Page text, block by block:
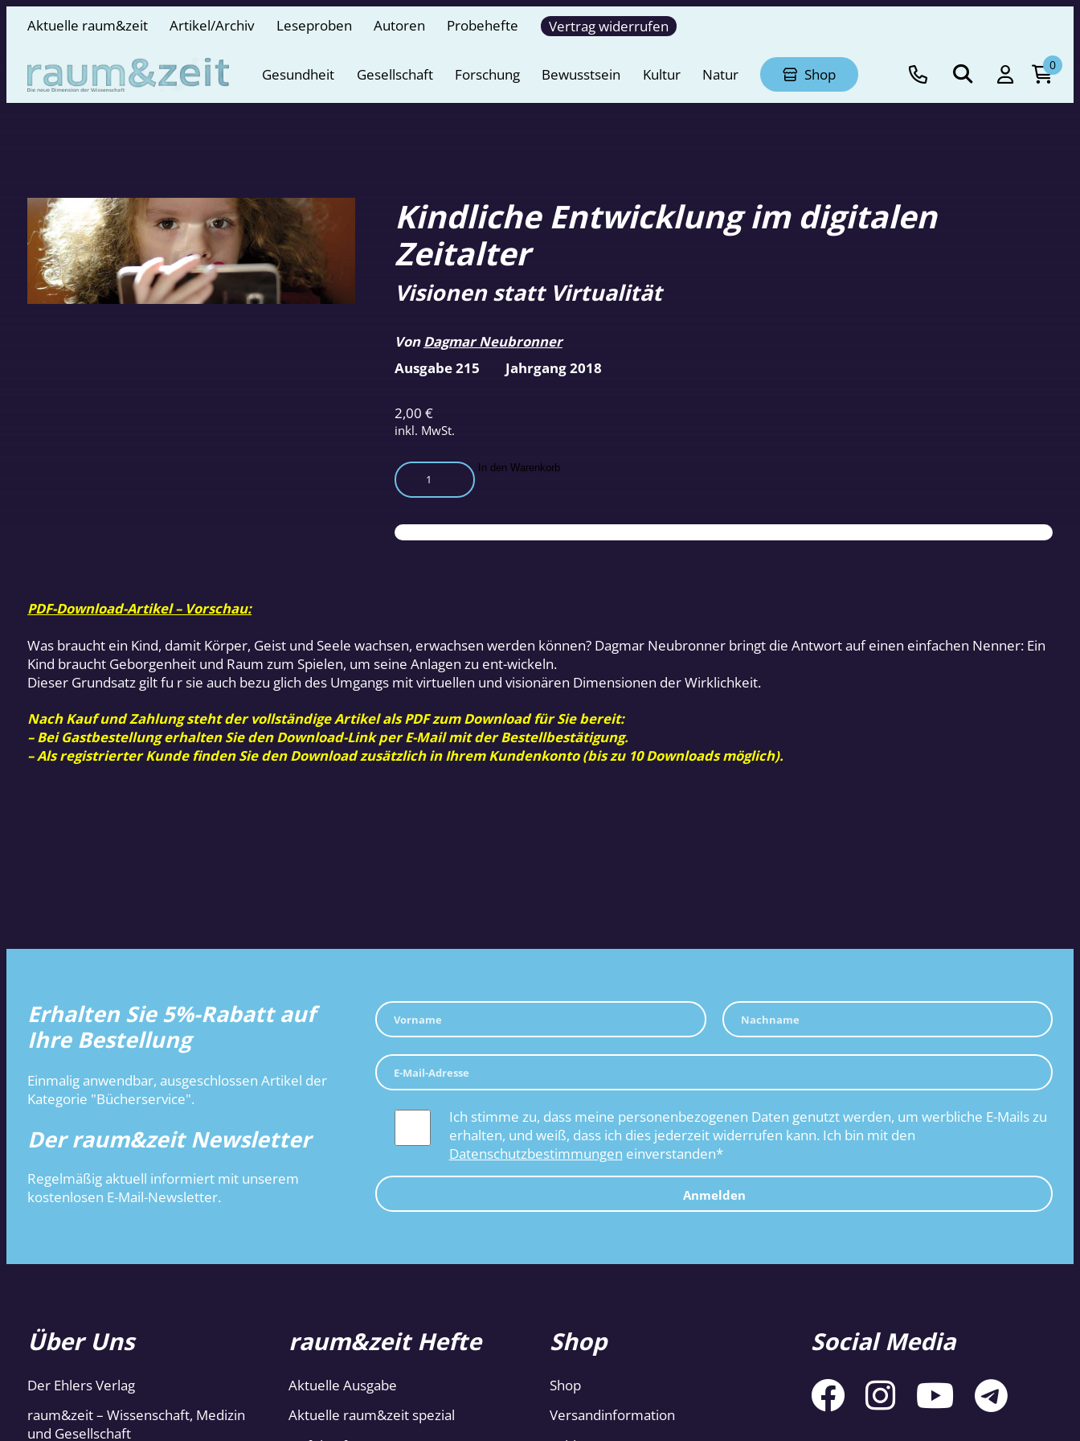
Aktuelle raum&zeit Artikel/Archiv Leseproben Autoren Probehefte Vertrag widerrufen
Gesundheit Gesellschaft Forschung Bewusstsein Kultur Natur Shop
0
Kindliche Entwicklung im digitalen
Zeitalter
2,00 €
inkl. MwSt.
Visionen statt Virtualität
VonDagmar Neubronner
Kindliche
Entwicklung
digitalen
Zeitalter
In den Warenkorb
Ausgabe 215 Jahrgang 2018
PDF-Download-Artikel – Vorschau:
Was braucht ein Kind, damit Körper, Geist und Seele wachsen, erwachsen werden können? Dagmar Neubronner bringt die Antwort auf einen einfachen Nenner: Ein
Kind braucht Geborgenheit und Raum zum Spielen, um seine Anlagen zu ent-wickeln.
Dieser Grundsatz gilt fu r sie auch bezu glich des Umgangs mit virtuellen und visionären Dimensionen der Wirklichkeit.
Nach Kauf und Zahlung steht der vollständige Artikel als PDF zum Download für Sie bereit:
– Bei Gastbestellung erhalten Sie den Download-Link per E-Mail mit der Bestellbestätigung.
– Als registrierter Kunde finden Sie den Download zusätzlich in Ihrem Kundenkonto (bis zu 10 Downloads möglich).
Erhalten Sie 5%-Rabatt auf
Ihre Bestellung
Einmalig anwendbar, ausgeschlossen Artikel der
Kategorie "Bücherservice".
Der raum&zeit Newsletter
Regelmäßig aktuell informiert mit unserem
kostenlosen E-Mail-Newsletter.
Ich stimme zu, dass meine personenbezogenen Daten genutzt werden, um werbliche E-Mails zu
erhalten, und weiß, dass ich dies jederzeit widerrufen kann. Ich bin mit den
Datenschutzbestimmungen einverstanden*
Anmelden
Über Uns
Der Ehlers Verlag
raum&zeit – Wissenschaft, Medizin
und Gesellschaft
raum&zeit Hefte
Aktuelle Ausgabe
Aktuelle raum&zeit spezial
Shop
Shop
Versandinformation
Social Media